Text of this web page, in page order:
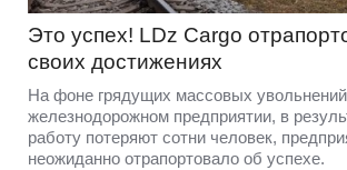
Это успех! LDz Cargo
своих достижениях
На фоне грядущих массовых
железнодорожном предприятии, в
работу потеряют сотни человек,
неожиданно отрапортовало об успехе.